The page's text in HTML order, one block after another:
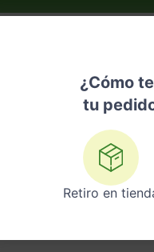
¿Cómo
tu
Retiro en
Nuestras Marcas
Mareos Antiácido